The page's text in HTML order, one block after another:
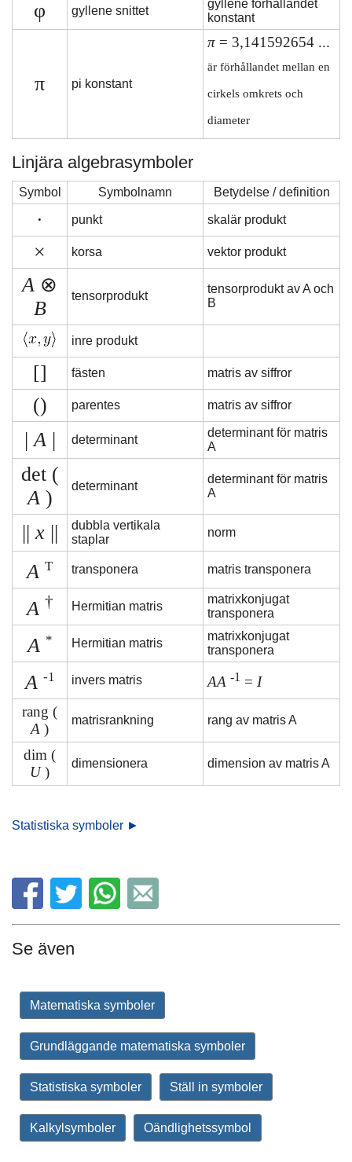
φ gyllene snittet
gyllene förhållandet
konstant
π pi konstant
π = 3,141592654 ...
är förhållandet mellan en
cirkels omkrets och
diameter
Linjära algebrasymboler
Symbol Symbolnamn Betydelse / definition
· punkt skalär produkt
× korsa vektor produkt
A ⊗
B
tensorprodukt
tensorprodukt av A och
B
inre produkt
[] fästen matris av siffror
() parentes matris av siffror
|A| determinant
determinant för matris
A
det (
A)
determinant
determinant för matris
A
||x||
dubbla vertikala
staplar
norm
A T transponera matris transponera
A † Hermitian matris
matrixkonjugat
transponera
A * Hermitian matris
matrixkonjugat
transponera
A -1 invers matris AA -1 = I
rang (
A )
matrisrankning rang av matris A
dim (
U)
dimensionera dimension av matris A
Statistiska symboler ►
Se även
Matematiska symboler
Grundläggande matematiska symboler
Statistiska symboler Ställ in symboler
Kalkylsymboler Oändlighetssymbol